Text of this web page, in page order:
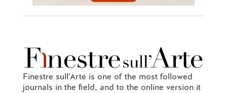
Finestre sull'Arte is one of the most followed
journals in the field, and to the online version it